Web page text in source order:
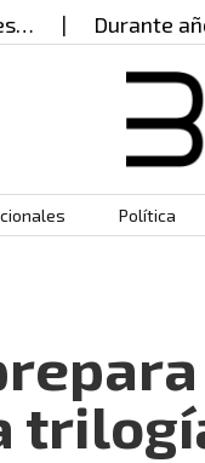
Durante años,
Política